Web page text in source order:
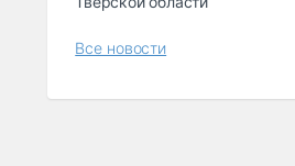
Все новости